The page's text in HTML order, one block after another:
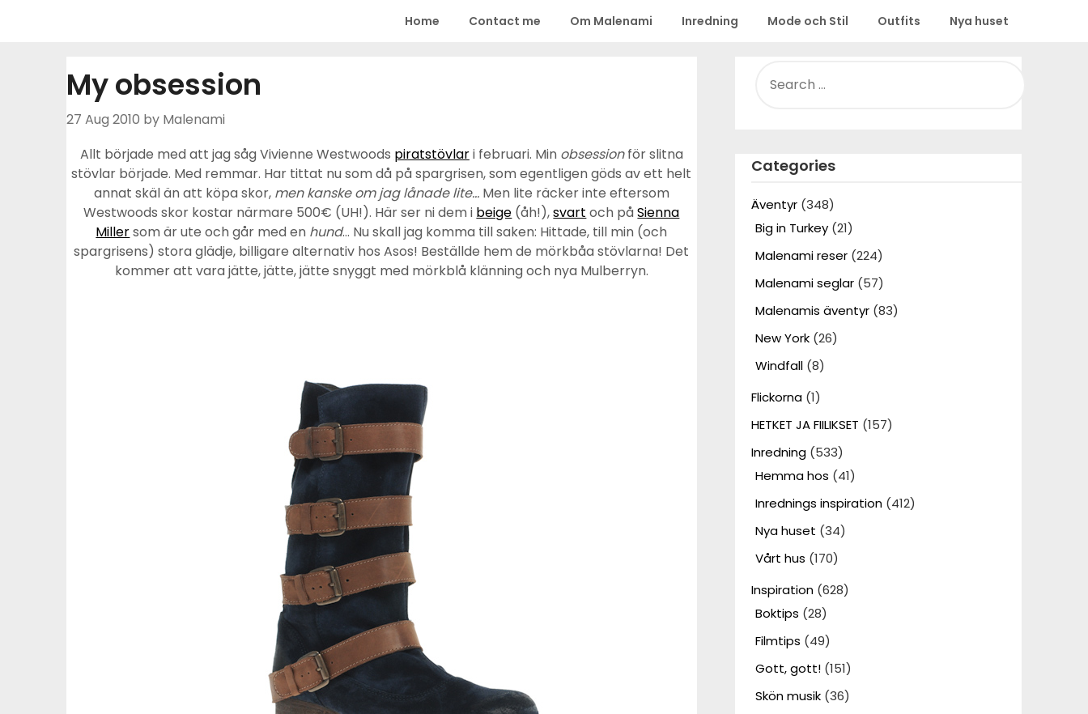
Home Contact me Om Malenami Inredning Mode och Stil Outfits Nya huset
My obsession
27 Aug 2010 by Malenami
Allt började med att jag såg Vivienne Westwoods piratstövlari februari. Min obsessionför slitna
stövlar började. Med remmar. Har tittat nu som då på spargrisen, som egentligen göds av ett helt
annat skäl än att köpa skor, men kanske om jag lånade lite… Men lite räcker inte eftersom
Westwoods skor kostar närmare 500€ (UH!). Här ser ni dem i beige (åh!),svart och påSienna
Millersom är ute och går med en hund… Nu skall jag komma till saken: Hittade, till min (och
spargrisens) stora glädje, billigare alternativ hos Asos! Beställde hem de mörkbåa stövlarna! Det
kommer att vara jätte, jätte, jätte snyggt med mörkblå klänning och nya Mulberryn.
FOR:
Categories
Äventyr(348)
Big in Turkey(21)
Malenami reser(224)
Malenami seglar(57)
Malenamis äventyr(83)
New York(26)
Windfall(8)
Flickorna(1)
HETKET JA FIILIKSET (157)
Inredning(533)
Hemma hos (41)
Inrednings inspiration(412)
Nya huset (34)
Vårt hus (170)
Inspiration(628)
Boktips (28)
Filmtips (49)
Gott, gott!(151)
Skön musik(36)